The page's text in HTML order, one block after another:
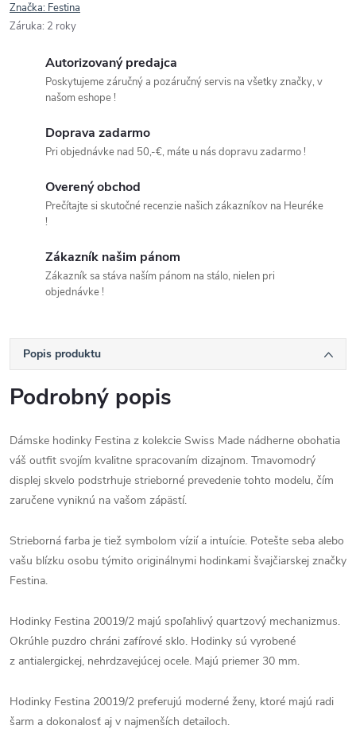
Značka: Festina
Záruka: 2 roky
Autorizovaný predajca
Poskytujeme záručný a pozáručný servis na všetky značky, v
našom eshope !
Doprava zadarmo
Pri objednávke nad 50,-€, máte u nás dopravu zadarmo !
Overený obchod
Prečítajte si skutočné recenzie našich zákazníkov na Heuréke
!
Zákazník našim pánom
Zákazník sa stáva naším pánom na stálo, nielen pri
objednávke !
Popis produktu
Podrobný popis
Dámske hodinky Festina z kolekcie Swiss Made nádherne obohatia
váš outfit svojím kvalitne spracovaním dizajnom. Tmavomodrý
displej skvelo podstrhuje strieborné prevedenie tohto modelu, čím
zaručene vyniknú na vašom zápästí.
Strieborná farba je tiež symbolom vízií a intuície. Potešte seba alebo
vašu blízku osobu týmito originálnymi hodinkami švajčiarskej značky
Festina.
Hodinky Festina 20019/2 majú spoľahlivý quartzový mechanizmus.
Okrúhle puzdro chráni zafírové sklo. Hodinky sú vyrobené
z antialergickej, nehrdzavejúcej ocele. Majú priemer 30 mm.
Hodinky Festina 20019/2 preferujú moderné ženy, ktoré majú radi
šarm a dokonalosť aj v najmenších detailoch.